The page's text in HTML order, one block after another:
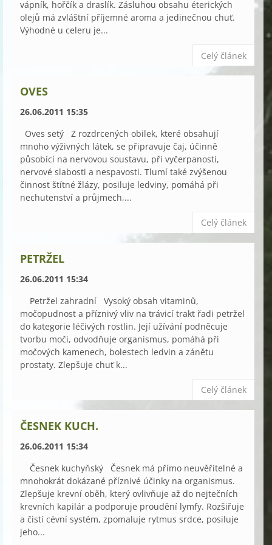
vápník, hořčík a draslík. Zásluhou obsahu éterických
olejů má zvláštní příjemné aroma a jedinečnou chuť.
Výhodné u celeru je...
Celý článek
OVES
26.06.2011 15:35
Oves setý Z rozdrcených obilek, které obsahují
mnoho výživných látek, se připravuje čaj, účinně
působící na nervovou soustavu, při vyčerpanosti,
nervové slabosti a nespavosti. Tlumí také zvýšenou
činnost štítné žlázy, posiluje ledviny, pomáhá při
nechutenství a průjmech,...
Celý článek
PETRŽEL
26.06.2011 15:34
Petržel zahradní Vysoký obsah vitaminů,
močopudnost a příznivý vliv na trávicí trakt řadi petržel
do kategorie léčivých rostlin. Její užívání podněcuje
tvorbu moči, odvodňuje organismus, pomáhá při
močových kamenech, bolestech ledvin a zánětu
prostaty. Zlepšuje chuť k...
Celý článek
ČESNEK KUCH.
26.06.2011 15:34
Česnek kuchyňský Česnek má přímo neuvěřitelné a
mnohokrát dokázané příznivé účinky na organismus.
Zlepšuje krevní oběh, který ovlivňuje až do nejtečních
krevních kapilár a podporuje proudění lymfy. Rozšiřuje
a čistí cévní systém, zpomaluje rytmus srdce, posiluje
jeho...